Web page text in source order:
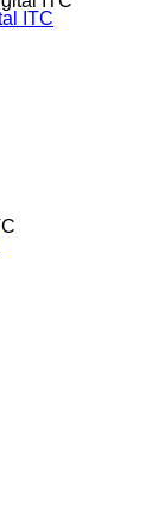
ITC